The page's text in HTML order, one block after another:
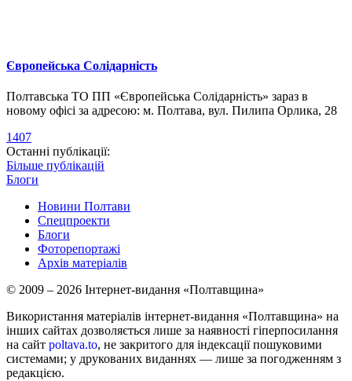
Європейська Солідарність
Полтавська ТО ПП «Європейська Солідарність» зараз в
новому офісі за адресою: м. Полтава, вул. Пилипа Орлика, 28
1407
Останні публікації:
Більше публікацій
Блоги
Новини Полтави
Спецпроекти
Блоги
Фоторепортажі
Архів матеріалів
© 2009 – 2026 Інтернет-видання «Полтавщина»
Використання матеріалів інтернет-видання «Полтавщина» на
інших сайтах дозволяється лише за наявності гіперпосилання
на сайт poltava.to, не закритого для індексації пошуковими
системами; у друкованих виданнях — лише за погодженням з
редакцією.